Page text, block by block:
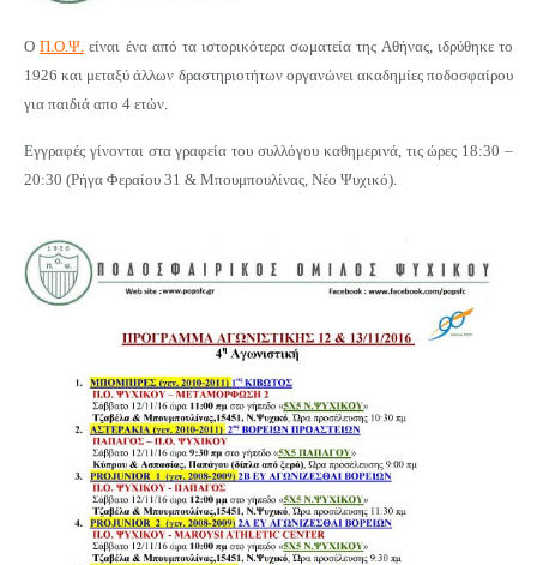
ΟΠ.Ο.Ψ. είναι ένα από τα ιστορικότερα σωματεία της Αθήνας, ιδρύθηκε το
1926 και μεταξύ άλλων δραστηριοτήτων οργανώνει ακαδημίες ποδοσφαίρου
για παιδιά απο 4 ετών.
Εγγραφές γίνονται στα γραφεία του συλλόγου καθημερινά, τις ώρες 18:30 –
20:30 (Ρήγα Φεραίου 31 & Μπουμπουλίνας, Νέο Ψυχικό).